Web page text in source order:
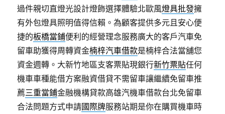
過件親切直燈光設計燈飾選擇體驗北歐風燈具批發擁
有外包燈具照明值得信賴。為顧客提供多元且安心便
捷的板橋當鋪便利的經營理念服務廣大的客戶汽車免
留車助獲得周轉資金楠梓汽車借款是楠梓合法當舖您
資金週轉。大新竹地區支客票貼現銀行新竹票貼任何
機車車種能借方案融資借貸不需留車讓繼續免留車推
薦三重當鋪金融機構貸款高雄汽機車借款台北免留車
合法問題方式申請國際牌服務站期是你在購買機車時